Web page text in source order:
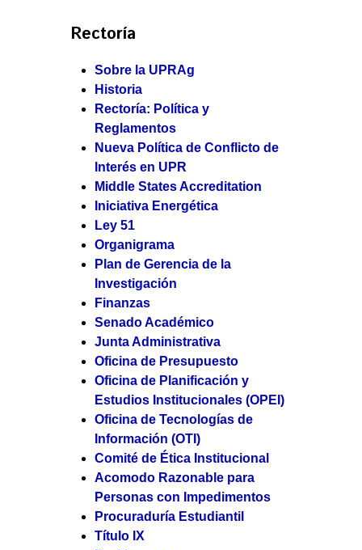
Rectoría
Sobre la UPRAg
Historia
Rectoría: Política y
Reglamentos
Nueva Política de Conflicto de
Interés en UPR
Middle States Accreditation
Iniciativa Energética
Ley 51
Organigrama
Plan de Gerencia de la
Investigación
Finanzas
Senado Académico
Junta Administrativa
Oficina de Presupuesto
Oficina de Planificación y
Estudios Institucionales (OPEI)
Oficina de Tecnologías de
Información (OTI)
Comité de Ética Institucional
Acomodo Razonable para
Personas con Impedimentos
Procuraduría Estudiantil
Título IX